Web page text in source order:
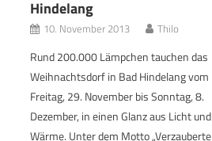
Hindelang
10. November 2013 Thilo
Rund 200.000 Lämpchen tauchen das
Weihnachtsdorf in Bad Hindelang vom
Freitag, 29. November bis Sonntag, 8.
Dezember, in einen Glanz aus Licht und
Wärme. Unter dem Motto „Verzauberte